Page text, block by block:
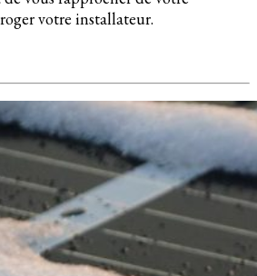
votre installateur.